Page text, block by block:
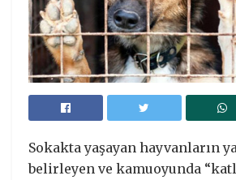
Sokakta yaşayan hayvanların
belirleyen ve kamuoyunda